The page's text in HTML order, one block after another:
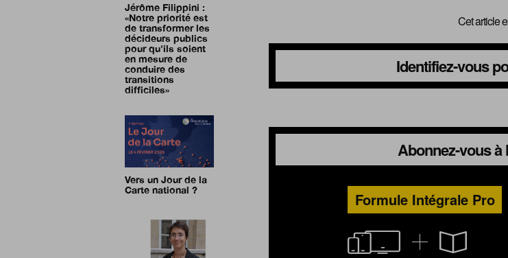
Cet article
Identifiez-vous
Abonnez-vous
Formule Intégrale Pro
Jérôme Filippini :
«Notre priorité est
de transformer les
décideurs publics
pour qu'ils soient
en mesure de
conduire des
transitions
difficiles»
Vers un Jour de la
Carte national ?